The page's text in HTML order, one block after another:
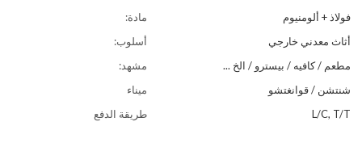
مادة:
فولاذ + ألومنيوم
أسلوب:
أثاث معدني خارجي
مشهد:
مطعم / كافيه / بيسترو / الخ ...
ميناء
شنتشن / قوانغتشو
طريقة الدفع
L/C, T/T